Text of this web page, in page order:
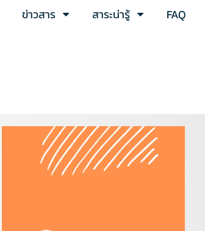
ข่าวสาร สาระน่ารู้
FAQ